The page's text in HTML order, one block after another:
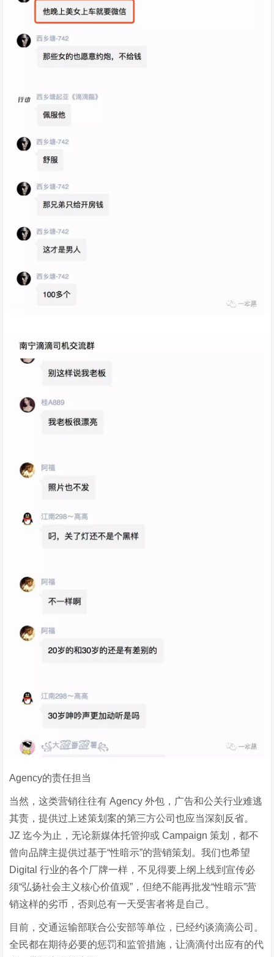
Agency的责任担当
当然，这类营销往往有 Agency 外包，广告和公关行业难逃
其责，提供过上述策划案的第三方公司也应当深刻反省。
JZ 迄今为止，无论新媒体托管抑或 Campaign 策划，都不
曾向品牌主提供过基于“性暗示”的营销策划。我们也希望
Digital 行业的各个厂牌一样，不见得要上纲上线到宣传必
须“弘扬社会主义核心价值观”，但绝不能再批发“性暗示”营
销这样的劣币，否则总有一天受害者将是自己。
目前，交通运输部联合公安部等单位，已经约谈滴滴公司。
全民都在期待必要的惩罚和监管措施，让滴滴付出应有的代